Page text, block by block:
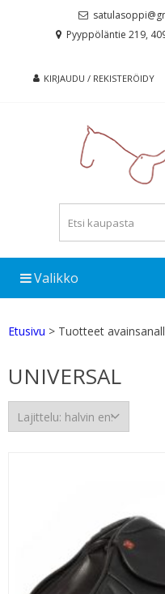
Pyyppöläntie 219,
KIRJAUDU / REKISTERÖIDY
Valikko
Etusivu > Tuotteet
UNIVERSAL